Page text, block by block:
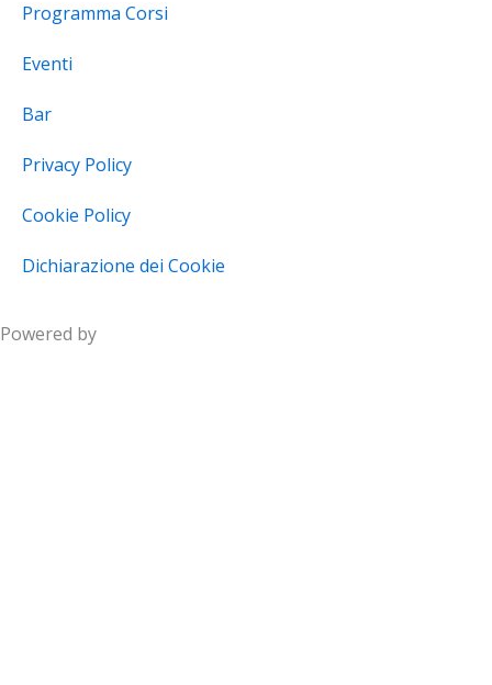
Programma Corsi
Eventi
Bar
Privacy Policy
Cookie Policy
Dichiarazione dei Cookie
Powered by